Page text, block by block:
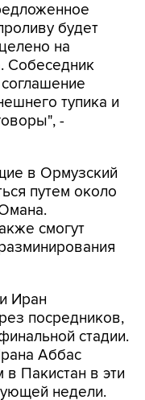
будет
на
Собеседник
тупика и
-
в Ормузский
путем около
смогут
Иран
посредников,
стадии.
Аббас
в Пакистан в эти
недели.